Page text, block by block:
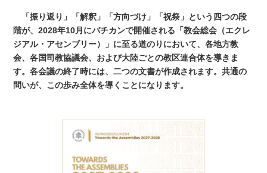
「振り返り」「解釈」「方向づけ」「祝祭」という四つの段
階が、2028年10月にバチカンで開催される「教会総会（エクレ
ジアル・アセンブリー）」に至る道のりにおいて、各地方教
会、各国司教協議会、および大陸ごとの教区連合体を導きま
す。各会議の終了時には、二つの文書が作成されます。共通の
問いが、この歩み全体を導くことになります。